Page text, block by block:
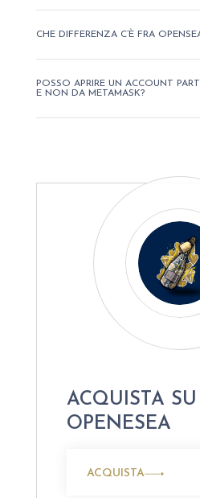
CHE DIFFERENZA C’È FRA
POSSO APRIRE UN ACCOUNT
E NON DA METAMASK?
ACQUISTA SU
OPENESEA
ACQUISTA